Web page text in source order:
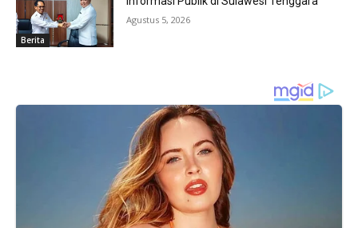
Berita
Agustus 5, 2026